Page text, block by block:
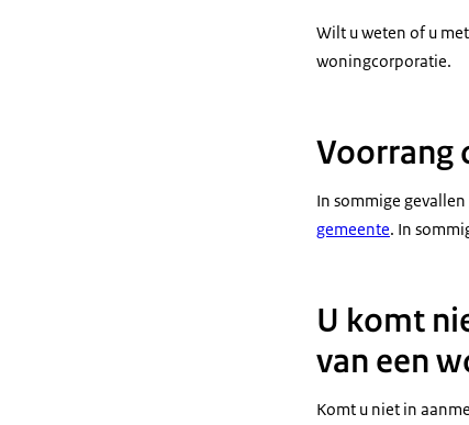
Ga naar
Of bel naar
Naast een
Wilt u weten of u
woningcorporatie.
Voorrang
In sommige
gemeente. In
U komt
van een
Komt u niet in